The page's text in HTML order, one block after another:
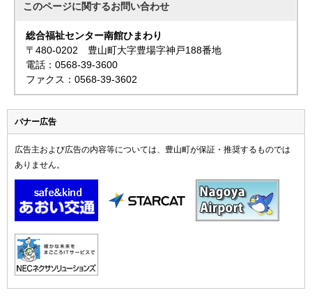
このページに関するお問い合わせ
総合福祉センター南館ひまわり
〒480-0202 豊山町大字豊場字神戸188番地
電話：0568-39-3600
ファクス：0568-39-3602
バナー広告
広告主および広告の内容等については、豊山町が保証・推奨するものでは
ありません。